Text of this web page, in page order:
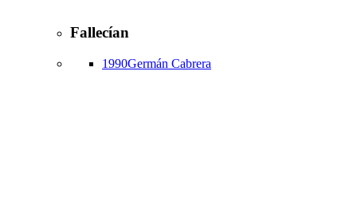
Fallecían
1990Germán Cabrera